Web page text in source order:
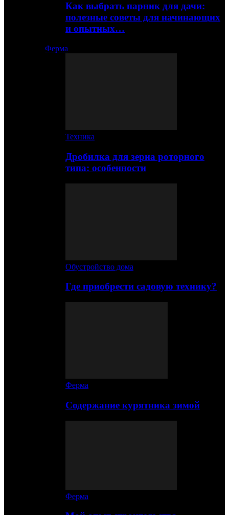
Как выбрать парник для дачи:
полезные советы для начинающих
и опытных…
Ферма
Техника
Дробилка для зерна роторного
типа: особенности
Обустройство дома
Где приобрести садовую технику?
Ферма
Содержание курятника зимой
Ферма